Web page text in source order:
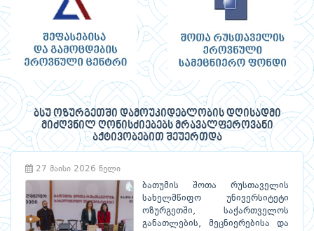
ბსუ ოზურგეთში დამოუკიდებლობის დღისადმი
მიძღვნილ ღონისძიებებს მრავალფეროვანი
აქტივობებით შეუერთდა
27 მაისი 2026 წელი
ბათუმის შოთა რუსთაველის
სახელმწიფო უნივერსიტეტი
ოზურგეთში, საქართველოს
განათლების, მეცნიერებისა და